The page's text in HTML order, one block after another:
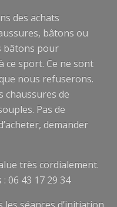
des achats
bâtons ou
bâtons pour
ce sport. Ce ne sont
nous refuserons.
chaussures de
Pas de
demander
très cordialement.
06 43 17 29 34